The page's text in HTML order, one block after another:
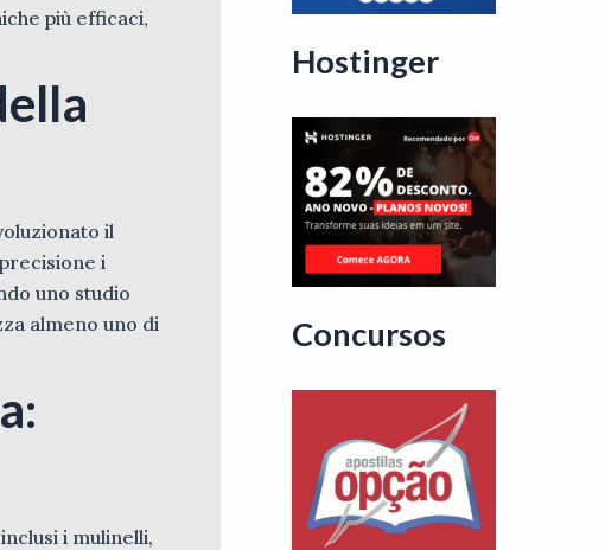
più efficaci,
il
i
uno studio
almeno uno di
i mulinelli,
Hostinger
Concursos